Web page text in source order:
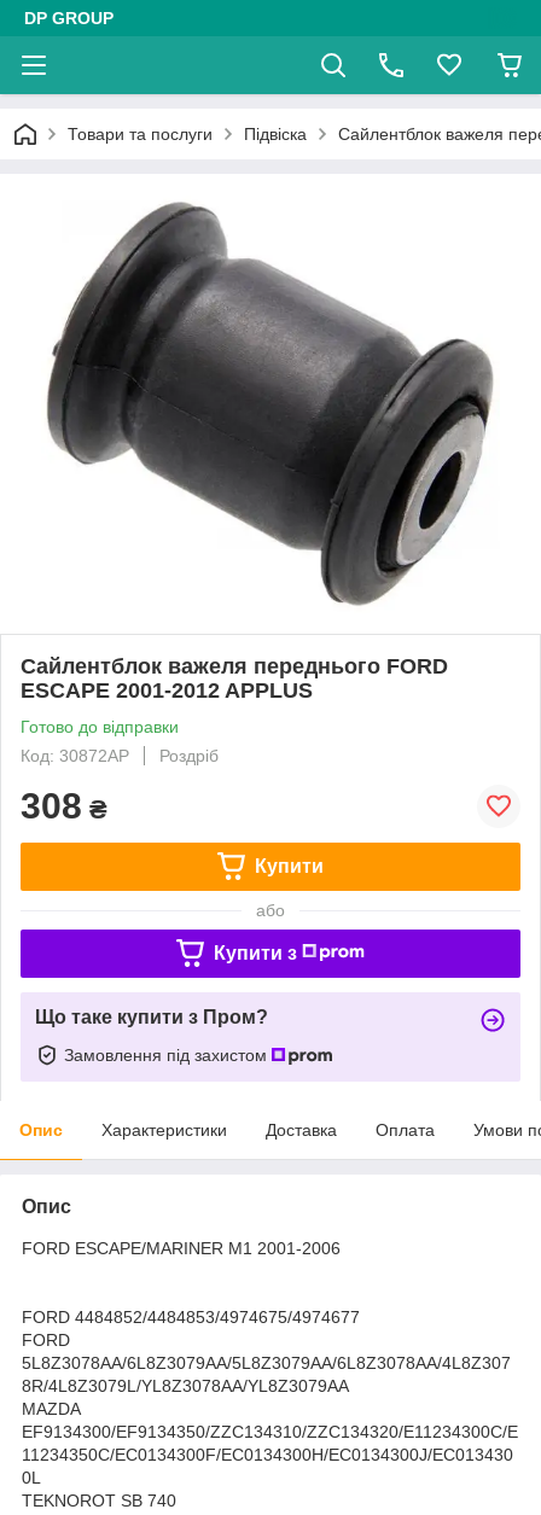
DP GROUP
Товари та послуги Підвіска Сайлентблок важеля
Сайлентблок важеля переднього FORD
ESCAPE 2001-2012 APPLUS
Готово до відправки
Код: 30872AP
Роздріб
308 ₴
Купити
або
Купити з
Що таке купити з Пром?
Замовлення під захистом
Опис Характеристики Доставка Оплата Умови
Опис
FORD ESCAPE/MARINER M1 2001-2006
FORD 4484852/4484853/4974675/4974677
FORD
5L8Z3078AA/6L8Z3079AA/5L8Z3079AA/6L8Z3078AA/4L8Z307
8R/4L8Z3079L/YL8Z3078AA/YL8Z3079AA
MAZDA
EF9134300/EF9134350/ZZC134310/ZZC134320/E11234300C/E
11234350C/EC0134300F/EC0134300H/EC0134300J/EC013430
0L
TEKNOROT SB 740